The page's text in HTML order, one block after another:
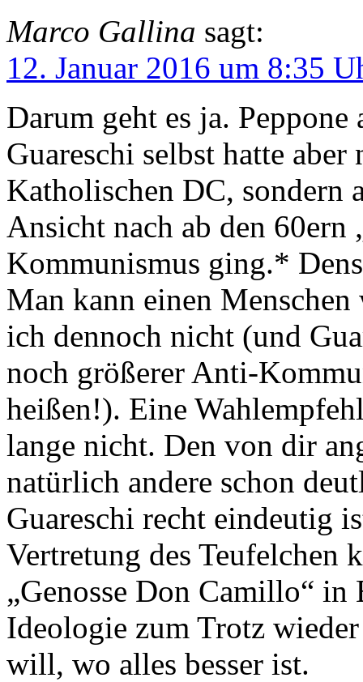
Marco Gallina sagt:
12. Januar 2016 um 8:35
Darum geht es ja.
Guareschi selbst hatte
Katholischen DC, sondern
Ansicht nach ab den 60ern
Kommunismus ging.*
Man kann einen
ich dennoch nicht (und
noch größerer Anti-
heißen!). Eine
lange nicht. Den von dir
natürlich andere schon
Guareschi recht eindeutig
Vertretung des
„Genosse Don Camillo“
Ideologie zum Trotz
will, wo alles besser ist.